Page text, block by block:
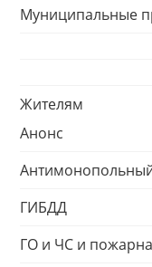
Муниципальные
Жителям
Анонс
ГИБДД
ГО и ЧС и